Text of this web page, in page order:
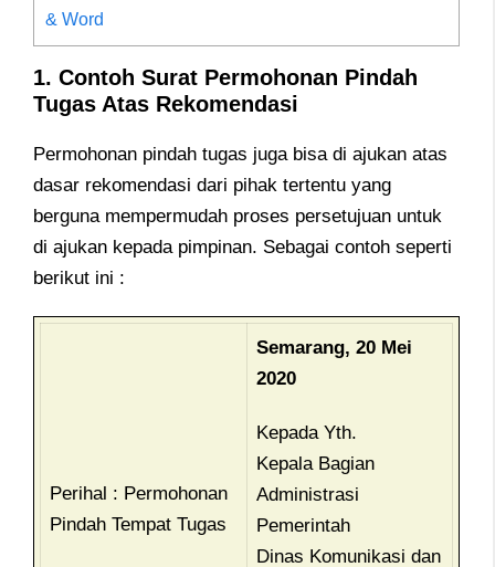
& Word
1. Contoh Surat Permohonan Pindah
Tugas Atas Rekomendasi
Permohonan pindah tugas juga bisa di ajukan atas
dasar rekomendasi dari pihak tertentu yang
berguna mempermudah proses persetujuan untuk
di ajukan kepada pimpinan. Sebagai contoh seperti
berikut ini :
Perihal : Permohonan
Pindah Tempat Tugas
Semarang, 20 Mei
2020
Kepada Yth.
Kepala Bagian
Administrasi
Pemerintah
Dinas Komunikasi dan